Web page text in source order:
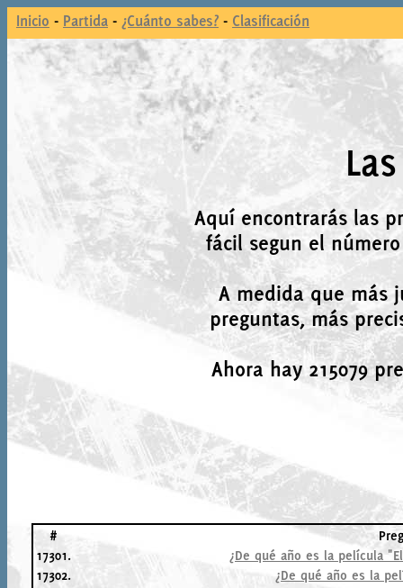
Inicio - Partida - ¿Cuánto sabes? - Clasificación
Aquí encontrarás las
fácil segun el
A medida que más
preguntas, más
Ahora hay 215079
#
17301.
¿De qué año es la película
17302.
¿De qué año es la